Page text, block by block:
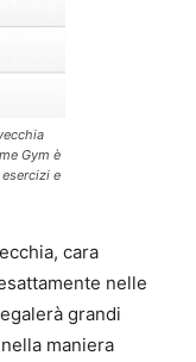
Gym è
e
cara
nelle
grandi
maniera